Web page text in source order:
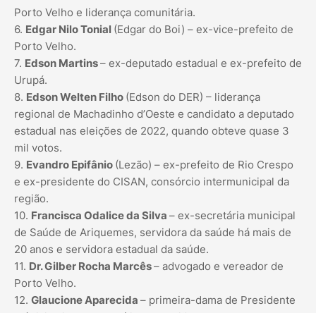
Porto Velho e liderança comunitária.
6. Edgar Nilo Tonial (Edgar do Boi) – ex-vice-prefeito de
Porto Velho.
7. Edson Martins– ex-deputado estadual e ex-prefeito de
Urupá.
8. Edson Welten Filho (Edson do DER) – liderança
regional de Machadinho d’Oeste e candidato a deputado
estadual nas eleições de 2022, quando obteve quase 3
mil votos.
9. Evandro Epifânio (Lezão) – ex-prefeito de Rio Crespo
e ex-presidente do CISAN, consórcio intermunicipal da
região.
10. Francisca Odalice da Silva – ex-secretária municipal
de Saúde de Ariquemes, servidora da saúde há mais de
20 anos e servidora estadual da saúde.
11. Dr. Gilber Rocha Marcês– advogado e vereador de
Porto Velho.
12. Glaucione Aparecida – primeira-dama de Presidente